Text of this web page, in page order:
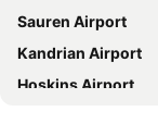
Sauren Airport
Kandrian Airport
Hoskins Airport